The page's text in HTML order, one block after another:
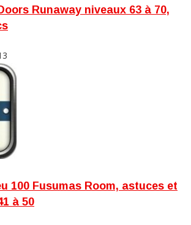
Runaway niveaux 63 à 70,
100 Fusumas Room, astuces et
à 50